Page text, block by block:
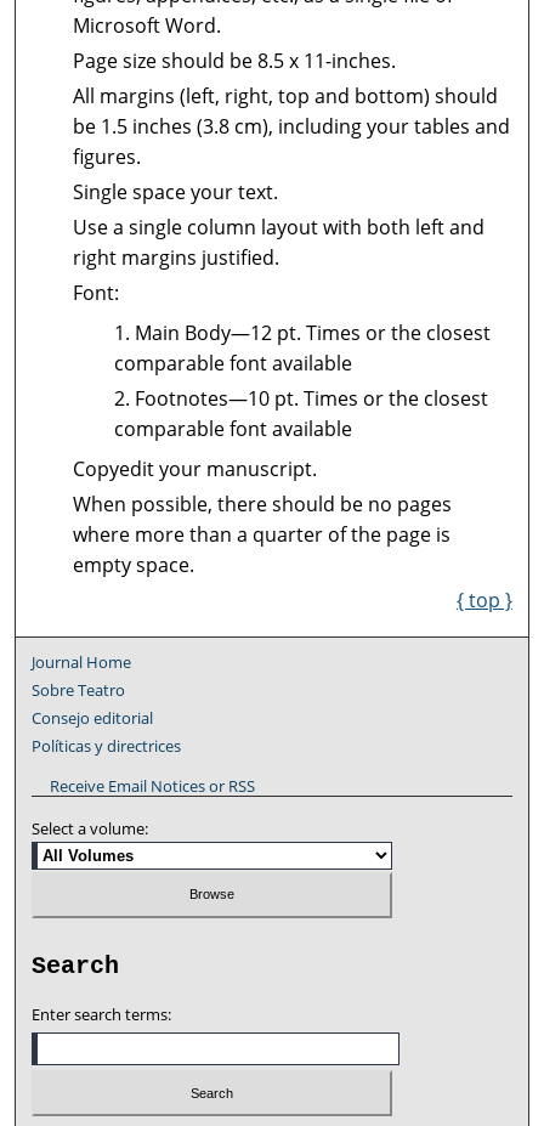
Microsoft Word.
Page size should be 8.5 x 11-inches.
All margins (left, right, top and bottom) should
be 1.5 inches (3.8 cm), including your tables and
figures.
Single space your text.
Use a single column layout with both left and
right margins justified.
Font:
Main Body—12 pt. Times or the closest
comparable font available
Footnotes—10 pt. Times or the closest
comparable font available
Copyedit your manuscript.
When possible, there should be no pages
where more than a quarter of the page is
empty space.
{ top }
Journal Home
Sobre Teatro
Consejo editorial
Políticas y directrices
Receive Email Notices or RSS
Select a volume:
Search
Enter search terms: